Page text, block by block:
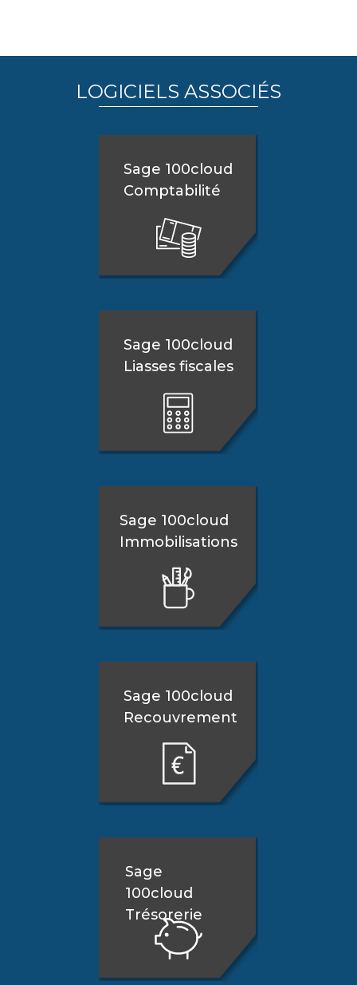
LOGICIELS ASSOCIÉS
Sage 100cloud
Comptabilité
Sage 100cloud
Liasses fiscales
Sage 100cloud
Immobilisations
Sage 100cloud
Recouvrement
Sage
100cloud
Trésorerie